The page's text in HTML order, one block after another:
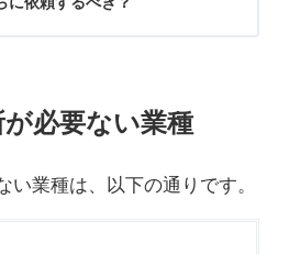
必要ない業種
い業種は、以下の通りです。